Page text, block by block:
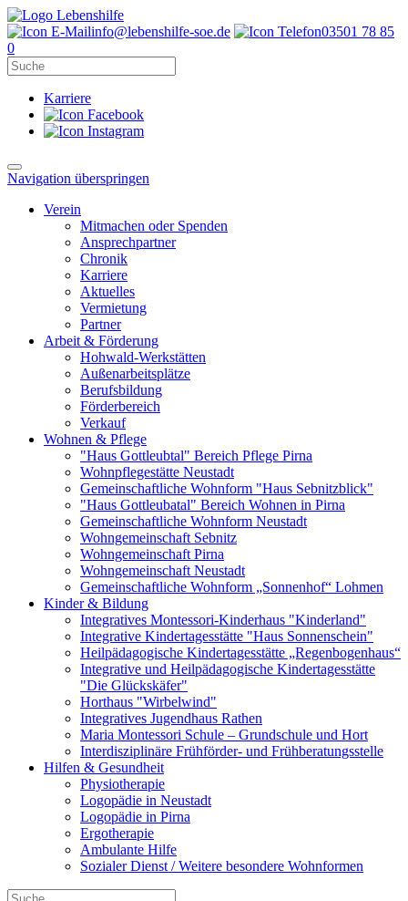
info@lebenshilfe-soe.de
03501 78 85
0
Karriere
Navigation überspringen
Verein
Mitmachen oder Spenden
Ansprechpartner
Chronik
Karriere
Aktuelles
Vermietung
Partner
Arbeit & Förderung
Hohwald-Werkstätten
Außenarbeitsplätze
Berufsbildung
Förderbereich
Verkauf
Wohnen & Pflege
"Haus Gottleubtal" Bereich Pflege Pirna
Wohnpflegestätte Neustadt
Gemeinschaftliche Wohnform "Haus Sebnitzblick"
"Haus Gottleubatal" Bereich Wohnen in Pirna
Gemeinschaftliche Wohnform Neustadt
Wohngemeinschaft Sebnitz
Wohngemeinschaft Pirna
Wohngemeinschaft Neustadt
Gemeinschaftliche Wohnform „Sonnenhof“ Lohmen
Kinder & Bildung
Integratives Montessori-Kinderhaus "Kinderland"
Integrative Kindertagesstätte "Haus Sonnenschein"
Heilpädagogische Kindertagesstätte „Regenbogenhaus“
Integrative und Heilpädagogische Kindertagesstätte
"Die Glückskäfer"
Horthaus "Wirbelwind"
Integratives Jugendhaus Rathen
Maria Montessori Schule – Grundschule und Hort
Interdisziplinäre Frühförder- und Frühberatungsstelle
Hilfen & Gesundheit
Physiotherapie
Logopädie in Neustadt
Logopädie in Pirna
Ergotherapie
Ambulante Hilfe
Sozialer Dienst / Weitere besondere Wohnformen